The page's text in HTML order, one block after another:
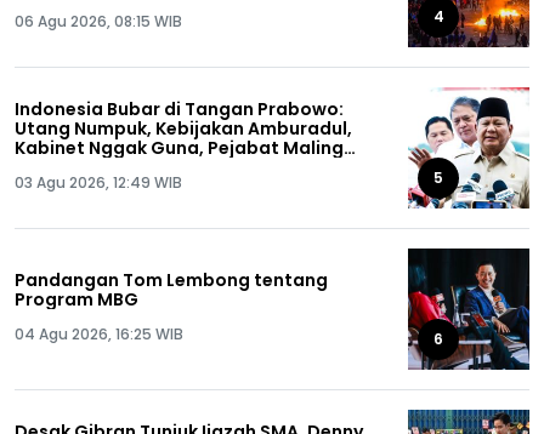
06 Agu 2026, 08:15 WIB 4
Indonesia Bubar di Tangan Prabowo:
Utang Numpuk, Kebijakan Amburadul,
Kabinet Nggak Guna, Pejabat Maling
03 Agu 2026, 12:49 WIB 5
Pandangan Tom Lembong tentang
Program MBG
04 Agu 2026, 16:25 WIB 6